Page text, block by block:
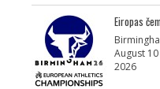
Eiropas
August
2026